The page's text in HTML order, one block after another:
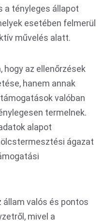
a tényleges állapot
esetében felmerül
művelés alatt.
hogy az ellenőrzések
hanem annak
valóban
termelnek.
alapot
ágazat
állam valós és pontos
mivel a